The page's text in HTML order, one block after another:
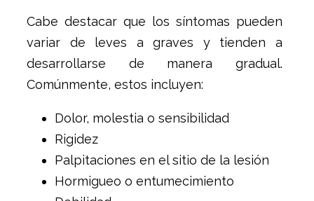
Cabe destacar que los síntomas pueden
variar de leves a graves y tienden a
desarrollarse de manera gradual.
Comúnmente, estos incluyen:
Dolor, molestia o sensibilidad
Rigidez
Palpitaciones en el sitio de la lesión
Hormigueo o entumecimiento